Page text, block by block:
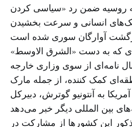
روسیه ضمن رد «سیاسی کردن
انسانی و سرعت بخشیدن
که به دست «الشرق الاوسط»
نامه‌ای از سوی وزاری خارجه
کمک کننده، از جمله مارک
به آنتونیو گوترش، دبیرکل
این کشورها از مشارکت در